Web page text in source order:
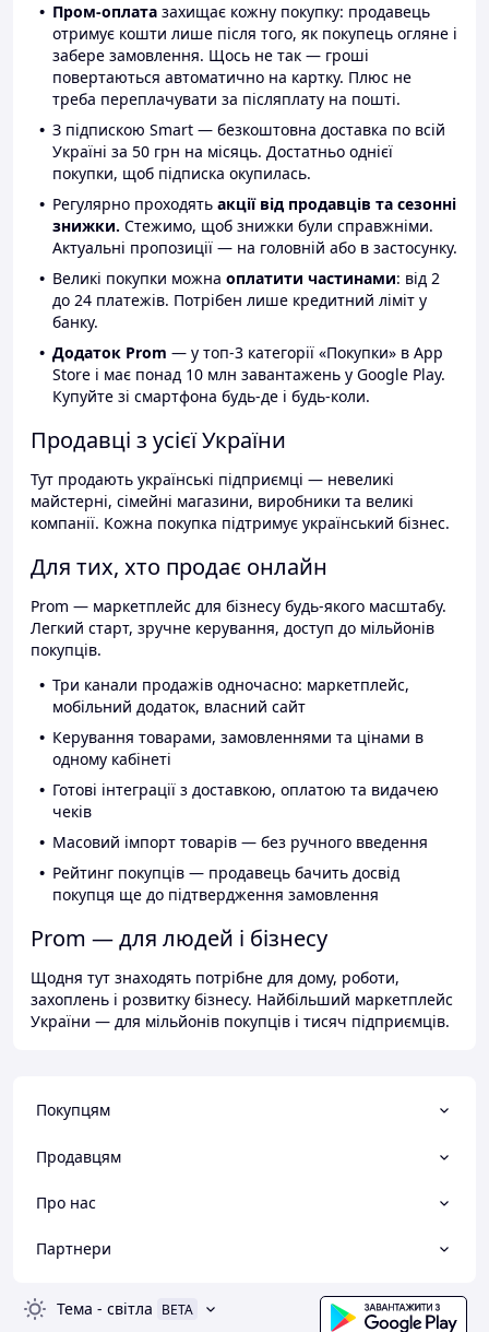
Пром-оплата захищає кожну покупку: продавець
отримує кошти лише після того, як покупець огляне і
забере замовлення. Щось не так — гроші
повертаються автоматично на картку. Плюс не
треба переплачувати за післяплату на пошті.
З підпискою Smart — безкоштовна доставка по всій
Україні за 50 грн на місяць. Достатньо однієї
покупки, щоб підписка окупилась.
Регулярно проходять акції від продавців та сезонні
знижки. Стежимо, щоб знижки були справжніми.
Актуальні пропозиції — на головній або в застосунку.
Великі покупки можна оплатити частинами: від 2
до 24 платежів. Потрібен лише кредитний ліміт у
банку.
Додаток Prom — у топ-3 категорії «Покупки» в App
Store і має понад 10 млн завантажень у Google Play.
Купуйте зі смартфона будь-де і будь-коли.
Продавці з усієї України
Тут продають українські підприємці — невеликі
майстерні, сімейні магазини, виробники та великі
компанії. Кожна покупка підтримує український бізнес.
Для тих, хто продає онлайн
Prom — маркетплейс для бізнесу будь-якого масштабу.
Легкий старт, зручне керування, доступ до мільйонів
покупців.
Три канали продажів одночасно: маркетплейс,
мобільний додаток, власний сайт
Керування товарами, замовленнями та цінами в
одному кабінеті
Готові інтеграції з доставкою, оплатою та видачею
чеків
Масовий імпорт товарів — без ручного введення
Рейтинг покупців — продавець бачить досвід
покупця ще до підтвердження замовлення
Prom — для людей і бізнесу
Щодня тут знаходять потрібне для дому, роботи,
захоплень і розвитку бізнесу. Найбільший маркетплейс
України — для мільйонів покупців і тисяч підприємців.
Покупцям
Продавцям
Про нас
Партнери
Тема - світла BETA